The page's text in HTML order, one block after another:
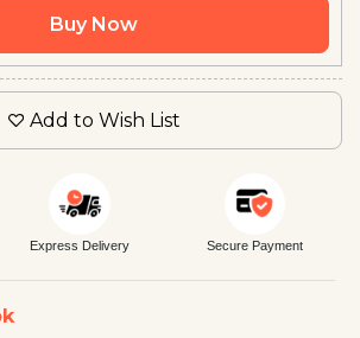
Buy Now
Add to Wish List
Express Delivery Secure Payment